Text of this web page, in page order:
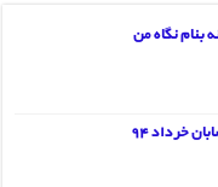
بنام نگاه من
خرداد 94